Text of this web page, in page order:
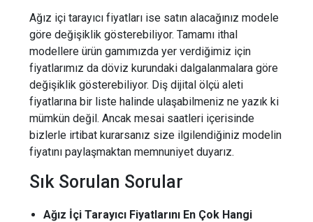
Ağız içi tarayıcı fiyatları ise satın alacağınız modele
göre değişiklik gösterebiliyor. Tamamı ithal
modellere ürün gamımızda yer verdiğimiz için
fiyatlarımız da döviz kurundaki dalgalanmalara göre
değişiklik gösterebiliyor. Diş dijital ölçü aleti
fiyatlarına bir liste halinde ulaşabilmeniz ne yazık ki
mümkün değil. Ancak mesai saatleri içerisinde
bizlerle irtibat kurarsanız size ilgilendiğiniz modelin
fiyatını paylaşmaktan memnuniyet duyarız.
Sık Sorulan Sorular
Ağız İçi Tarayıcı Fiyatlarını En Çok Hangi